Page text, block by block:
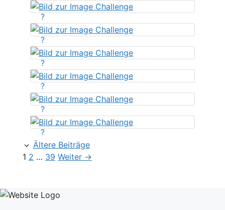
?
?
?
?
?
?
Ältere Beiträge
Seite
1 Seite
2 … Seite
39 Weiter →